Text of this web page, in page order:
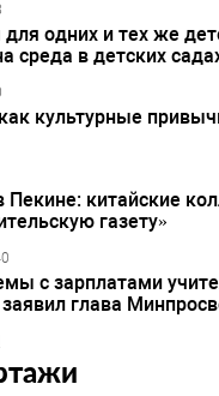
одних и тех же
среда в детских
культурные
Пекине: китайские
газету»
с зарплатами
глава